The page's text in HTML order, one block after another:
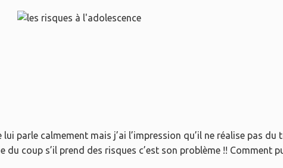
parle calmement mais j’ai l’impression qu’il ne réalise pas
du coup s’il prend des risques c’est son problème !! Comment